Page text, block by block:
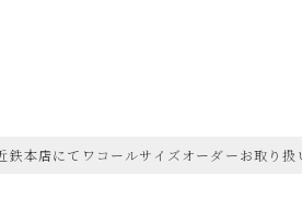
鉄本店にてワコールサイズオーダーお取り扱